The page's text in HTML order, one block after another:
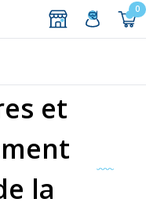
0
et
la